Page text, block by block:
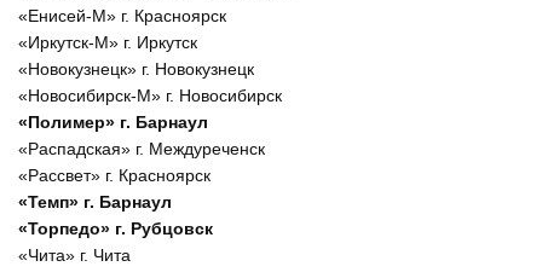
«Енисей-М» г. Красноярск
«Иркутск-М» г. Иркутск
«Новокузнецк» г. Новокузнецк
«Новосибирск-М» г. Новосибирск
«Полимер» г. Барнаул
«Распадская» г. Междуреченск
«Рассвет» г. Красноярск
«Темп» г. Барнаул
«Торпедо» г. Рубцовск
«Чита» г. Чита